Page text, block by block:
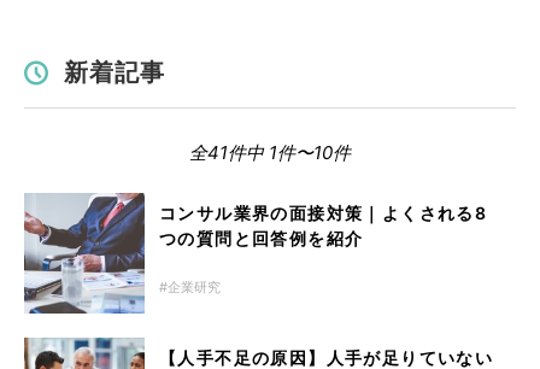
新着記事
全41件中 1件〜10件
コンサル業界の面接対策｜よくされる8
つの質問と回答例を紹介
企業研究
【人手不足の原因】人手が足りていない